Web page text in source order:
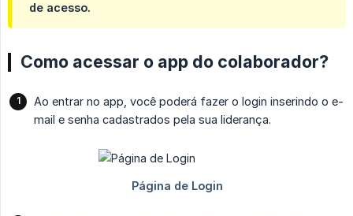
de acesso.
Como acessar o app do colaborador?
Ao entrar no app, você poderá fazer o login inserindo o e-
mail e senha cadastrados pela sua liderança.